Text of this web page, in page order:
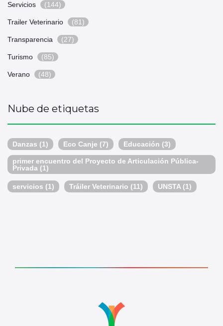
Servicios (144)
Trailer Veterinario (81)
Transparencia (27)
Turismo (85)
Verano (48)
Nube de etiquetas
Danzas (1) Eco Canje (7) Educación (3)
primer encuentro del Proyecto de Articulación Pública-
Privada (1)
servicios (1) Tráiler Veterinario (11) UNSTA (1)